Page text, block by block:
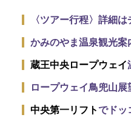
〈ツアー行程〉詳細
かみのやま温泉観光
蔵王中央ロープウェイ
ロープウェイ鳥兜山
中央第一リフトでドッ